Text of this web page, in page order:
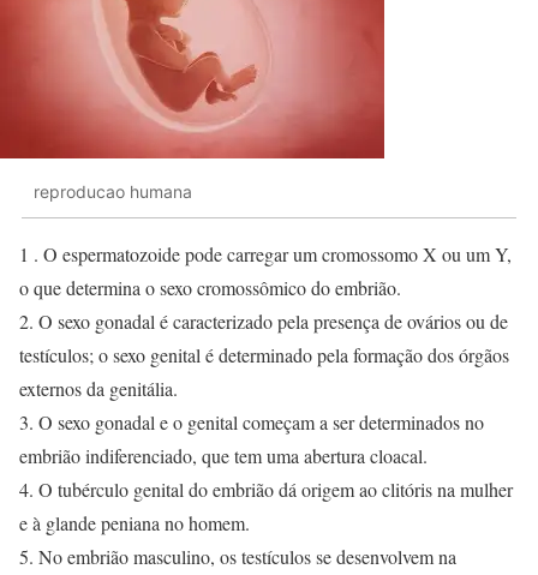
reproducao humana
1 . O espermatozoide pode carregar um cromossomo X ou um Y,
o que determina o sexo cromossômico do embrião.
2. O sexo gonadal é caracterizado pela presença de ovários ou de
testículos; o sexo genital é determinado pela formação dos órgãos
externos da genitália.
3. O sexo gonadal e o genital começam a ser determinados no
embrião indiferenciado, que tem uma abertura cloacal.
4. O tubérculo genital do embrião dá origem ao clitóris na mulher
e à glande peniana no homem.
5. No embrião masculino, os testículos se desenvolvem na